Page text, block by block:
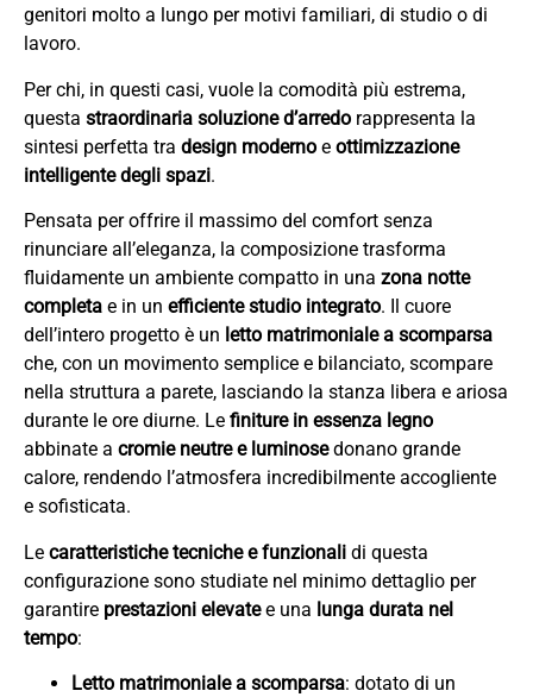
genitori molto a lungo per motivi familiari, di studio o di
lavoro.
Per chi, in questi casi, vuole la comodità più estrema,
questa straordinaria soluzione d’arredo rappresenta la
sintesi perfetta tra design moderno e ottimizzazione
intelligente degli spazi.
Pensata per offrire il massimo del comfort senza
rinunciare all’eleganza, la composizione trasforma
fluidamente un ambiente compatto in una zona notte
completa e in un efficiente studio integrato. Il cuore
dell’intero progetto è un letto matrimoniale a scomparsa
che, con un movimento semplice e bilanciato, scompare
nella struttura a parete, lasciando la stanza libera e ariosa
durante le ore diurne. Le finiture in essenza legno
abbinate a cromie neutre e luminosedonano grande
calore, rendendo l’atmosfera incredibilmente accogliente
e sofisticata.
Le caratteristiche tecniche e funzionali di questa
configurazione sono studiate nel minimo dettaglio per
garantire prestazioni elevatee una lunga durata nel
tempo:
Letto matrimoniale a scomparsa: dotato di un